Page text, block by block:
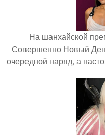
На шанхайской
Совершенно Новый
очередной наряд, а